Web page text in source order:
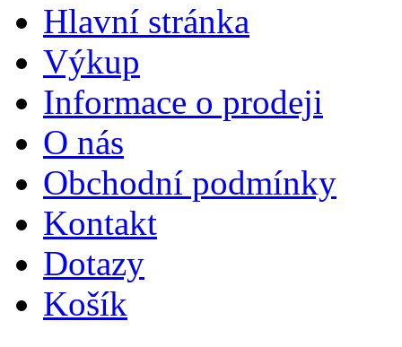
Hlavní stránka
Výkup
Informace o prodeji
O nás
Obchodní podmínky
Kontakt
Dotazy
Košík